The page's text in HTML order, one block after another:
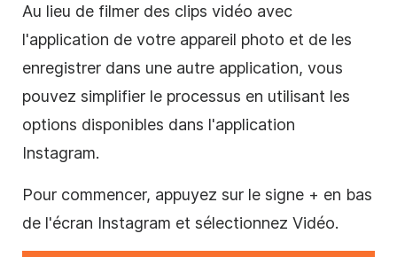
Au lieu de filmer des clips vidéo avec
l'application de votre appareil photo et de les
enregistrer dans une autre application, vous
pouvez simplifier le processus en utilisant les
options disponibles dans l'application
Instagram.
Pour commencer, appuyez sur le signe + en bas
de l'écran Instagram et sélectionnez Vidéo.